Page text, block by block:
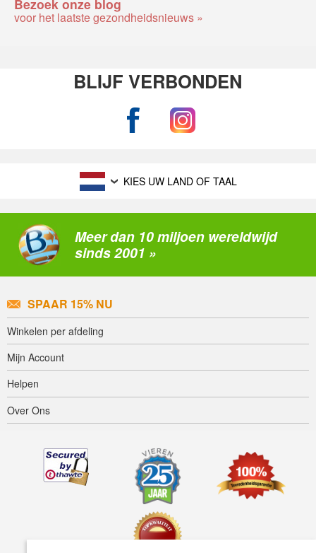
voor het laatste gezondheidsnieuws »
BLIJF VERBONDEN
KIES UW LAND OF TAAL
Meer dan 10 miljoen wereldwijd
sinds 2001 »
SPAAR 15% NU
Winkelen per afdeling
Mijn Account
Helpen
Over Ons